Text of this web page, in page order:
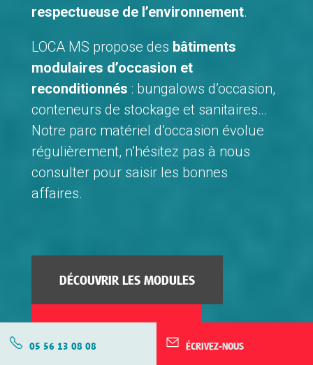
respectueuse de l’environnement.
LOCA MS propose des bâtiments
modulaires d’occasion et
reconditionnés : bungalows d’occasion,
conteneurs de stockage et sanitaires…
Notre parc matériel d’occasion évolue
régulièrement, n’hésitez pas à nous
consulter pour saisir les bonnes
affaires.
DÉCOUVRIR LES MODULES
05 56 13 08 08 ÉCRIVEZ-NOUS